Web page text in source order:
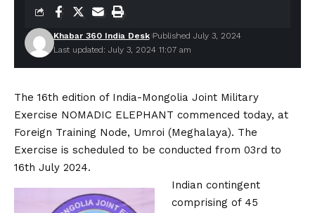
Last updated: July 3, 2024 11:07 am
Khabar 360 India Desk Published July 3, 2024
The 16th edition of India-Mongolia Joint Military
Exercise NOMADIC ELEPHANT commenced today, at
Foreign Training Node, Umroi (Meghalaya). The
Exercise is scheduled to be conducted from 03rd to
16th July 2024.
Indian contingent
comprising of 45